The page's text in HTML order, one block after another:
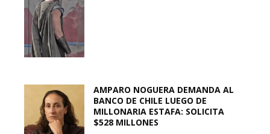
AMPARO NOGUERA DEMANDA AL
BANCO DE CHILE LUEGO DE
MILLONARIA ESTAFA: SOLICITA
$528 MILLONES